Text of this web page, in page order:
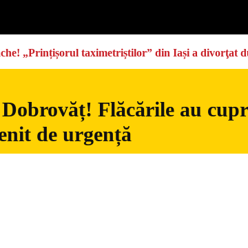
„Prințișorul taximetriștilor” din Iași a divorţat
Flăcările au
de urgență